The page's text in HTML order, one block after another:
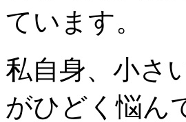
ています。
私自身、小さ
がひどく悩ん